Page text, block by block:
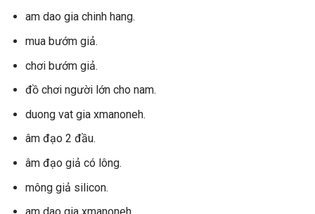
am dao gia chinh hang.
mua bướm giả.
chơi bướm giả.
đồ chơi người lớn cho nam.
duong vat gia xmanoneh.
âm đạo 2 đầu.
âm đạo giả có lông.
mông giả silicon.